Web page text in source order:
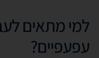
למי מתאים
עפעפיים?